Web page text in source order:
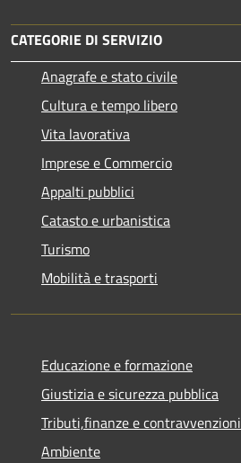
CATEGORIE DI SERVIZIO
Anagrafe e stato civile
Cultura e tempo libero
Vita lavorativa
Imprese e Commercio
Appalti pubblici
Catasto e urbanistica
Turismo
Mobilità e trasporti
Educazione e formazione
Giustizia e sicurezza pubblica
Tributi,finanze e contravvenzioni
Ambiente